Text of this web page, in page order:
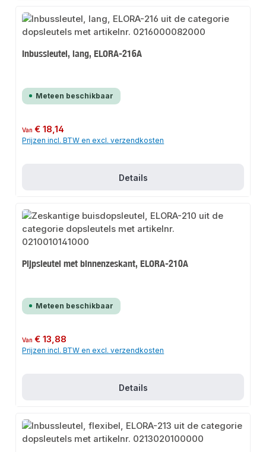
Inbussleutel, lang, ELORA-216A
Meteen beschikbaar
Normale prijs:
Van€ 18,14
Prijzen incl. BTW en excl. verzendkosten
Details
Pijpsleutel met binnenzeskant, ELORA-210A
Meteen beschikbaar
Normale prijs:
Van€ 13,88
Prijzen incl. BTW en excl. verzendkosten
Details